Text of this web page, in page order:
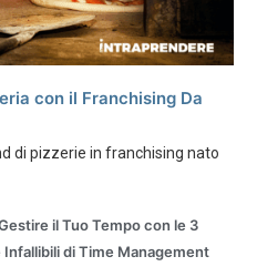
con il Franchising Da
di pizzerie in franchising nato
il Tuo Tempo con le 3
di Time Management